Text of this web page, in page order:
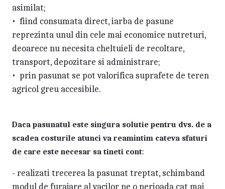
asimilat;
• fiind consumata direct, iarba de pasune
reprezinta unul din cele mai economice nutreturi,
deoarece nu necesita cheltuieli de recoltare,
transport, depozitare si administrare;
• prin pasunat se pot valorifica suprafete de teren
agricol greu accesibile.
Daca pasunatul este singura solutie pentru dvs. de a
scadea costurile atunci va reamintim cateva sfaturi
de care este necesar sa tineti cont:
- realizati trecerea la pasunat treptat, schimband
modul de furajare al vacilor pe o perioada cat mai